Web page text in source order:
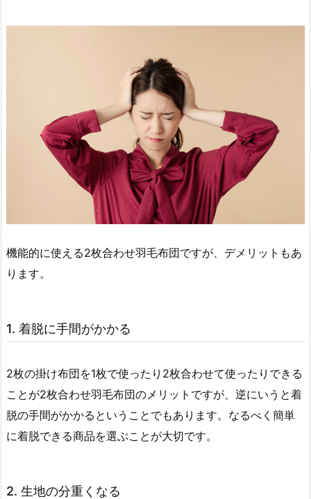
機能的に使える2枚合わせ羽毛布団ですが、デメリットもあ
ります。
1. 着脱に手間がかかる
2枚の掛け布団を1枚で使ったり2枚合わせて使ったりできる
ことが2枚合わせ羽毛布団のメリットですが、逆にいうと着
脱の手間がかかるということでもあります。なるべく簡単
に着脱できる商品を選ぶことが大切です。
2. 生地の分重くなる